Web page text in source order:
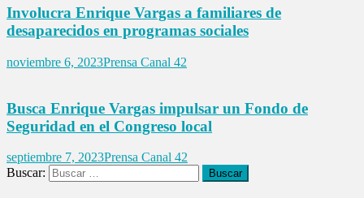
Involucra Enrique Vargas a familiares de
desaparecidos en programas sociales
noviembre 6, 2023Prensa Canal 42
Busca Enrique Vargas impulsar un Fondo de
Seguridad en el Congreso local
septiembre 7, 2023Prensa Canal 42
Buscar: